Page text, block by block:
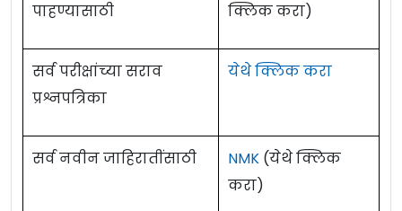
पाहण्यासाठी
क्लिक करा)
सर्व परीक्षांच्या सराव
प्रश्नपत्रिका
येथे क्लिक करा
सर्व नवीन जाहिरातींसाठी NMK (येथे क्लिक
करा)